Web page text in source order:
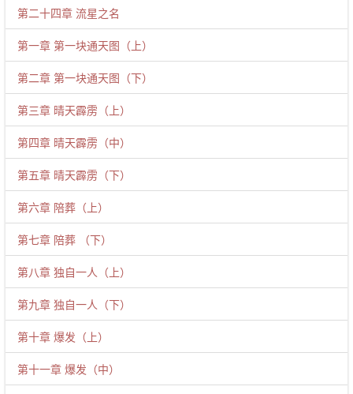
第二十四章 流星之名
第一章 第一块通天图（上）
第二章 第一块通天图（下）
第三章 晴天霹雳（上）
第四章 晴天霹雳（中）
第五章 晴天霹雳（下）
第六章 陪葬（上）
第七章 陪葬 （下）
第八章 独自一人（上）
第九章 独自一人（下）
第十章 爆发（上）
第十一章 爆发（中）